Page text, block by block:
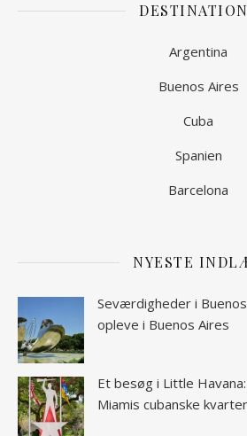
Argentina
Buenos Aires
Cuba
Spanien
Barcelona
NYESTE
Seværdigheder i
opleve i Buenos Aires
Et besøg i Little
Miamis cubanske kvarter